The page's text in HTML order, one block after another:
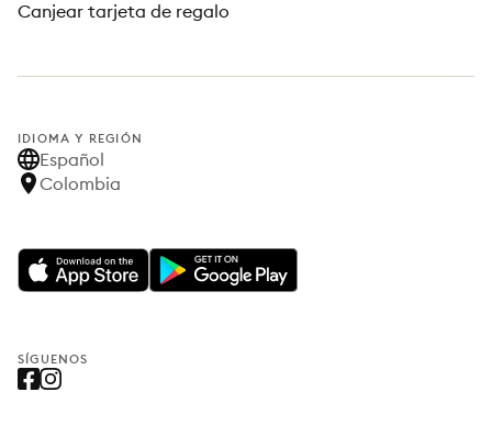
Canjear tarjeta de regalo
IDIOMA Y REGIÓN
Español
Colombia
SÍGUENOS